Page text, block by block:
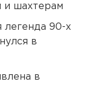
и шахтерам
легенда 90-х
в
в